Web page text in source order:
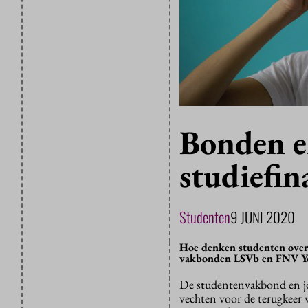
Bonden
Studenten9 JUNI 2020
Hoe denken studenten
vakbonden LSVb en FNV
De studentenvakbond en
vechten voor de